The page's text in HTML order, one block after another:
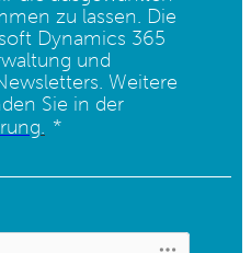
zu lassen. Die
Dynamics 365
und
Weitere
Sie in der